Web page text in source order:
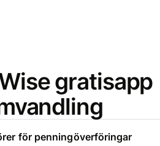
gratisapp
för penningöverföringar